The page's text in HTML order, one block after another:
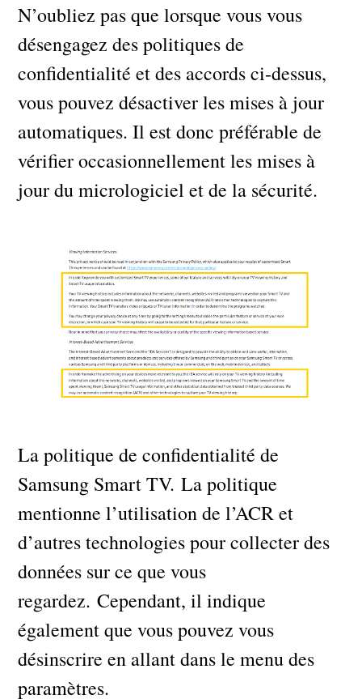
N’oubliez pas que lorsque vous vous
désengagez des politiques de
confidentialité et des accords ci-dessus,
vous pouvez désactiver les mises à jour
automatiques. Il est donc préférable de
vérifier occasionnellement les mises à
jour du micrologiciel et de la sécurité.
La politique de confidentialité de
Samsung Smart TV. La politique
mentionne l’utilisation de l’ACR et
d’autres technologies pour collecter des
données sur ce que vous
regardez. Cependant, il indique
également que vous pouvez vous
désinscrire en allant dans le menu des
paramètres.